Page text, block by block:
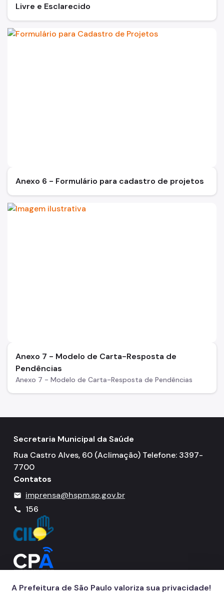
Livre e Esclarecido
Anexo 6 - Formulário para cadastro de projetos
Anexo 7 - Modelo de Carta-Resposta de
Pendências
Anexo 7 - Modelo de Carta-Resposta de Pendências
Secretaria Municipal da Saúde
Rua Castro Alves, 60 (Aclimação) Telefone: 3397-
7700
Contatos
mail imprensa@hspm.sp.gov.br
call 156
A Prefeitura de São Paulo valoriza sua privacidade!